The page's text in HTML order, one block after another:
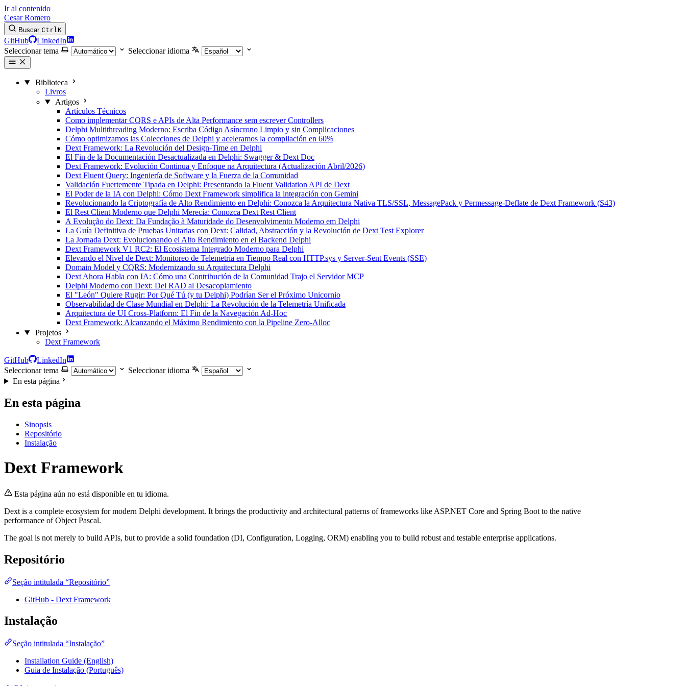
Ir al contenido
Cesar Romero
Buscar CtrlK
GitHub
LinkedIn
Seleccionar tema
Seleccionar idioma
Biblioteca
Livros
Artigos
Artículos Técnicos
Como implementar CQRS e APIs de Alta Performance sem escrever Controllers
Delphi Multithreading Moderno: Escriba Código Asíncrono Limpio y sin Complicaciones
Cómo optimizamos las Colecciones de Delphi y aceleramos la compilación en 60%
Dext Framework: La Revolución del Design-Time en Delphi
El Fin de la Documentación Desactualizada en Delphi: Swagger & Dext Doc
Dext Framework: Evolución Continua y Enfoque na Arquitectura (Actualización Abril/2026)
Dext Fluent Query: Ingeniería de Software y la Fuerza de la Comunidad
Validación Fuertemente Tipada en Delphi: Presentando la Fluent Validation API de Dext
El Poder de la IA con Delphi: Cómo Dext Framework simplifica la integración con Gemini
Revolucionando la Criptografía de Alto Rendimiento en Delphi: Conozca la Arquitectura Nativa TLS/SSL, MessagePack y Permessage-Deflate de Dext Framework (S43)
El Rest Client Moderno que Delphi Merecía: Conozca Dext Rest Client
A Evolução do Dext: Da Fundação à Maturidade do Desenvolvimento Moderno em Delphi
La Guía Definitiva de Pruebas Unitarias con Dext: Calidad, Abstracción y la Revolución de Dext Test Explorer
La Jornada Dext: Evolucionando el Alto Rendimiento en el Backend Delphi
Dext Framework V1 RC2: El Ecosistema Integrado Moderno para Delphi
Elevando el Nivel de Dext: Monitoreo de Telemetría en Tiempo Real con HTTP.sys y Server-Sent Events (SSE)
Domain Model y CQRS: Modernizando su Arquitectura Delphi
Dext Ahora Habla con IA: Cómo una Contribución de la Comunidad Trajo el Servidor MCP
Delphi Moderno con Dext: Del RAD al Desacoplamiento
El "León" Quiere Rugir: Por Qué Tú (y tu Delphi) Podrían Ser el Próximo Unicornio
Observabilidad de Clase Mundial en Delphi: La Revolución de la Telemetría Unificada
Arquitectura de UI Cross-Platform: El Fin de la Navegación Ad-Hoc
Dext Framework: Alcanzando el Máximo Rendimiento con la Pipeline Zero-Alloc
Projetos
Dext Framework
GitHub
LinkedIn
Seleccionar tema
Seleccionar idioma
En esta página
En esta página
Sinopsis
Repositório
Instalação
Dext Framework
Esta página aún no está disponible en tu idioma.
Dext is a complete ecosystem for modern Delphi development. It brings the productivity and architectural patterns of frameworks like ASP.NET Core and Spring Boot to the native
performance of Object Pascal.
The goal is not merely to build APIs, but to provide a solid foundation (DI, Configuration, Logging, ORM) enabling you to build robust and testable enterprise applications.
Repositório
Seção intitulada “Repositório”
GitHub - Dext Framework
Instalação
Seção intitulada “Instalação”
Installation Guide (English)
Guia de Instalação (Português)